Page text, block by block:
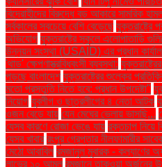
বিদ্রোহীদের বিরুদ্ধে বড় আকারে সামরিক
সর্বকালের সবচেয়ে বেশি বেড়েছে যুক্তরাষ্ট্রে
অভিযোগ যুক্তরাষ্ট্রে স্কুলে এলোপাতাড়ি
উন্নয়ন সংস্থা (USAID) এর প্রধান
'থাড' ক্ষেপণাস্ত্রবিধ্বংসী ব্যবস্থা:
পড়ছে বাংলাদেশ যুক্তরাষ্ট্রের শুল্কের
মতো প্রস্তুতি নিতে হবে: প্রধান উপদেষ্টা"
নিয়োগ যুবলীগ ও ছাত্রলীগের ৪ নেতা আটক
ওজন বেড়ে যায় যেন মেঘের ভেলায় ভাসছি...
যেসব কারণে রোজা ভেঙে যায় রক্তচাপ নিয়ে
যেসব খাবার রংপুর গ্রেপ্তার নীলফামারীর
মেঠো আবাবিল রমজানুল মুবারক - কল্যাণের
লাভের ১০ আমল রমজানে তাকওয়া অর্জনের